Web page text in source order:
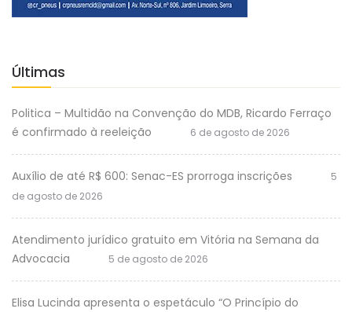
Últimas
Politica – Multidão na Convenção do MDB, Ricardo Ferraço
é confirmado à reeleição
6 de agosto de 2026
Auxílio de até R$ 600: Senac-ES prorroga inscrições
5
de agosto de 2026
Atendimento jurídico gratuito em Vitória na Semana da
Advocacia
5 de agosto de 2026
Elisa Lucinda apresenta o espetáculo “O Princípio do